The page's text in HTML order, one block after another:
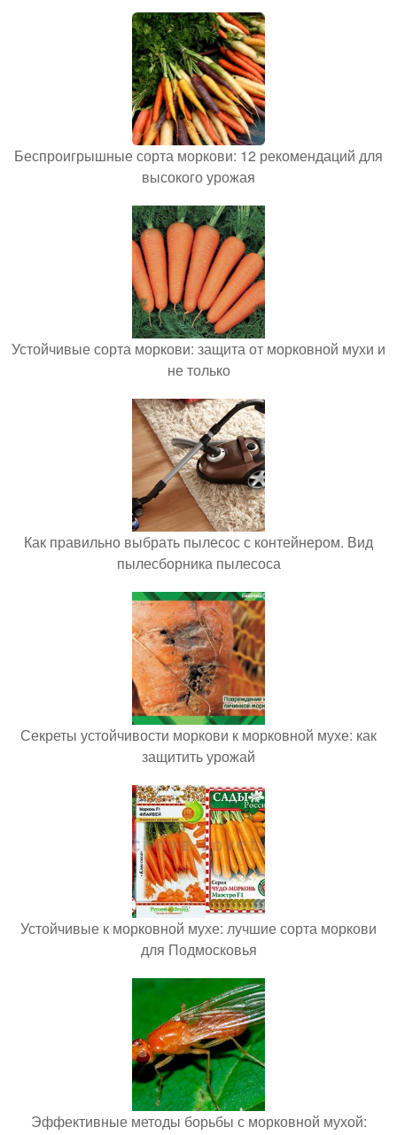
Беспроигрышные сорта моркови: 12 рекомендаций для
высокого урожая
Устойчивые сорта моркови: защита от морковной мухи и
не только
Как правильно выбрать пылесос с контейнером. Вид
пылесборника пылесоса
Секреты устойчивости моркови к морковной мухе: как
защитить урожай
Устойчивые к морковной мухе: лучшие сорта моркови
для Подмосковья
Эффективные методы борьбы с морковной мухой: